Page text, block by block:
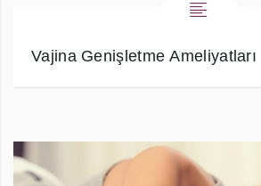
Vajina Genişletme Ameliyatları